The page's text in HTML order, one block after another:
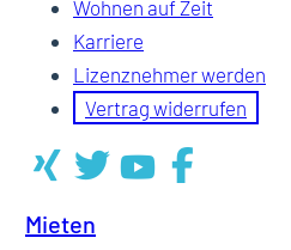
Wohnen auf Zeit
Karriere
Lizenznehmer werden
Vertrag widerrufen
Mieten